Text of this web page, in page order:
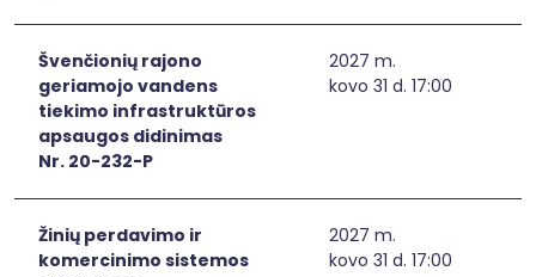
Švenčionių rajono
geriamojo vandens
tiekimo infrastruktūros
apsaugos didinimas
Nr. 20-232-P
2027 m.
kovo 31 d. 17:00
Žinių perdavimo ir
komercinimo sistemos
2027 m.
kovo 31 d. 17:00